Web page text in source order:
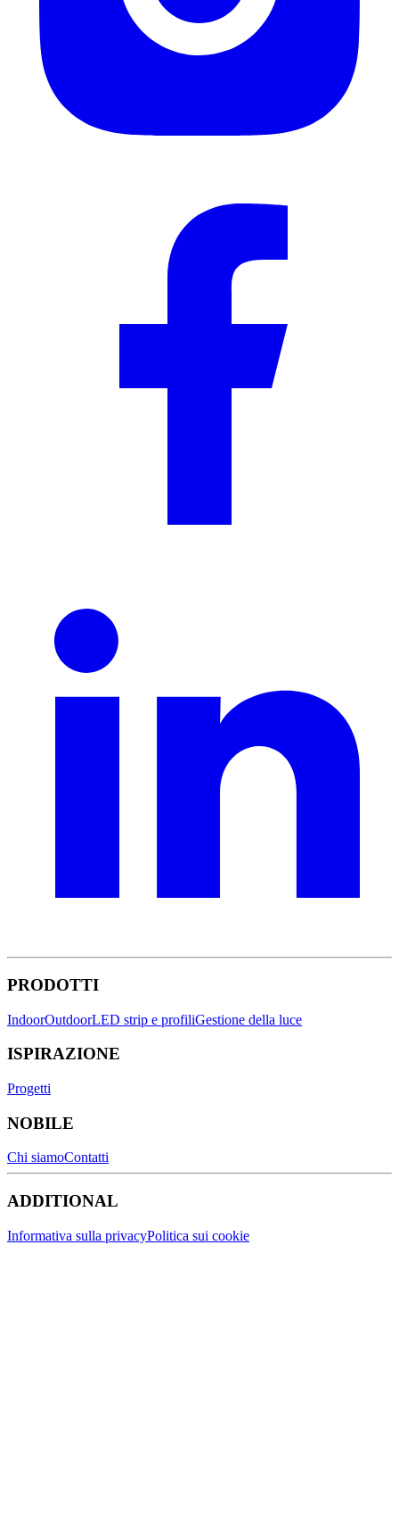
PRODOTTI
IndoorOutdoorLED strip e profiliGestione della luce
ISPIRAZIONE
Progetti
NOBILE
Chi siamoContatti
ADDITIONAL
Informativa sulla privacyPolitica sui cookie